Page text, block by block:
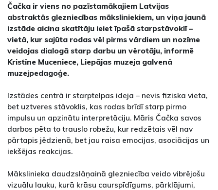
Čačka ir viens no pazīstamākajiem Latvijas
abstraktās glezniecības māksliniekiem, un viņa jaunā
izstāde aicina skatītāju ieiet īpašā starpstāvoklī –
vietā, kur sajūta rodas vēl pirms vārdiem un nozīme
veidojas dialogā starp darbu un vērotāju, informē
Kristīne Muceniece, Liepājas muzeja galvenā
muzejpedagoģe.
Izstādes centrā ir starptelpas ideja – nevis fiziska vieta,
bet uztveres stāvoklis, kas rodas brīdī starp pirmo
impulsu un apzinātu interpretāciju. Māris Čačka savos
darbos pēta to trauslo robežu, kur redzētais vēl nav
pārtapis jēdzienā, bet jau raisa emocijas, asociācijas un
iekšējas reakcijas.
Mākslinieka daudzslāņainā glezniecība veido vibrējošu
vizuālu lauku, kurā krāsu caurspīdīgums, pārklājumi,